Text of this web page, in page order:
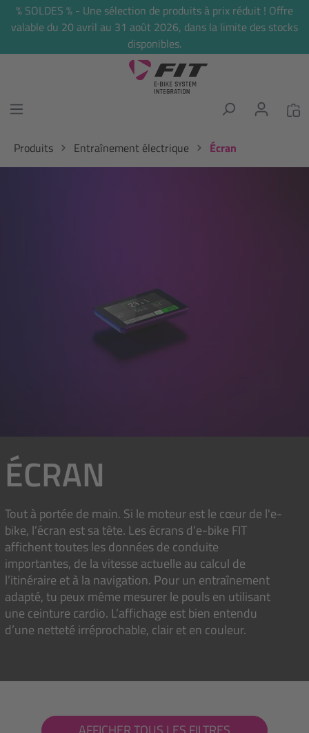
principal
% SOLDES % - Une sélection de produits à prix réduit ! Offre
valable du 20 avril au 31 août 2026, dans la limite des stocks
disponibles.
Produits Entraînement électrique Écran
ÉCRAN
Tout à portée de main. Si le moteur est le cœur de l'e-
bike, l’écran est sa tête. Les écrans d’e-bike FIT
affichent toutes les données de conduite
importantes, de la vitesse actuelle au calcul de
l’itinéraire et à la navigation. Pour un entraînement
adapté, tu peux même mesurer le pouls en utilisant
une ceinture cardio. L’affichage est bien entendu
d’une netteté irréprochable, clair et en couleur.